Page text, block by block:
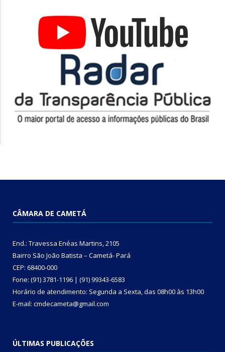
CÂMARA DE CAMETÁ
End.: Travessa Enéas Martins, 2105
Bairro São João Batista – Cametá- Pará
CEP: 68400-000
Fone: (91) 3781-1196 | (91) 99343-6583
Horário de atendimento: Segunda a Sexta, das 08h00 às 13h00
E-mail: cmdecameta@gmail.com
ÚLTIMAS PUBLICAÇÕES